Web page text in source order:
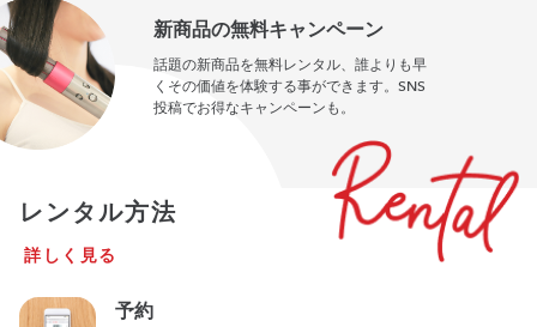
新商品の無料キャンペーン
話題の新商品を無料レンタル、誰よりも早
くその価値を体験する事ができます。SNS
投稿でお得なキャンペーンも。
レンタル方法
詳しく見る
予約